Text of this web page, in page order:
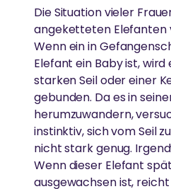
Die Situation vieler
angeketteten Elefanten
Wenn ein in
Elefant ein Baby ist,
starken Seil oder einer
gebunden. Da es in
herumzuwandern,
instinktiv, sich vom Seil
nicht stark genug.
Wenn dieser Elefant
ausgewachsen ist, reicht